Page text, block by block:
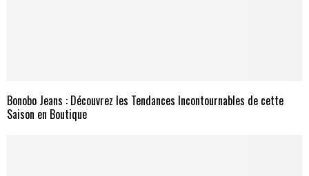
Bonobo Jeans : Découvrez les Tendances Incontournables de cette
Saison en Boutique